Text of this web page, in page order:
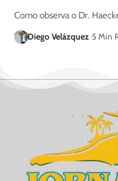
Como observa o Dr.
Diego Velázquez 5 Min